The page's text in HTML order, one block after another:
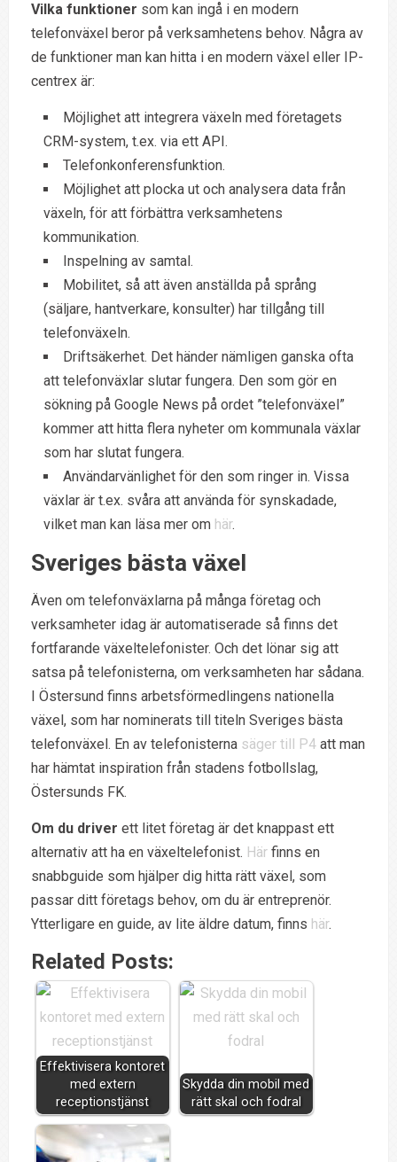
Vilka funktioner som kan ingå i en modern
telefonväxel beror på verksamhetens behov. Några av
de funktioner man kan hitta i en modern växel eller IP-
centrex är:
Möjlighet att integrera växeln med företagets
CRM-system, t.ex. via ett API.
Telefonkonferensfunktion.
Möjlighet att plocka ut och analysera data från
växeln, för att förbättra verksamhetens
kommunikation.
Inspelning av samtal.
Mobilitet, så att även anställda på språng
(säljare, hantverkare, konsulter) har tillgång till
telefonväxeln.
Driftsäkerhet. Det händer nämligen ganska ofta
att telefonväxlar slutar fungera. Den som gör en
sökning på Google News på ordet ”telefonväxel”
kommer att hitta flera nyheter om kommunala växlar
som har slutat fungera.
Användarvänlighet för den som ringer in. Vissa
växlar är t.ex. svåra att använda för synskadade,
vilket man kan läsa mer om här.
Sveriges bästa växel
Även om telefonväxlarna på många företag och
verksamheter idag är automatiserade så finns det
fortfarande växeltelefonister. Och det lönar sig att
satsa på telefonisterna, om verksamheten har sådana.
I Östersund finns arbetsförmedlingens nationella
växel, som har nominerats till titeln Sveriges bästa
telefonväxel. En av telefonisterna säger till P4att man
har hämtat inspiration från stadens fotbollslag,
Östersunds FK.
Om du driver ett litet företag är det knappast ett
alternativ att ha en växeltelefonist. Härfinns en
snabbguide som hjälper dig hitta rätt växel, som
passar ditt företags behov, om du är entreprenör.
Ytterligare en guide, av lite äldre datum, finns här.
Related Posts:
Effektivisera kontoret
med extern
receptionstjänst
Skydda din mobil med
rätt skal och fodral